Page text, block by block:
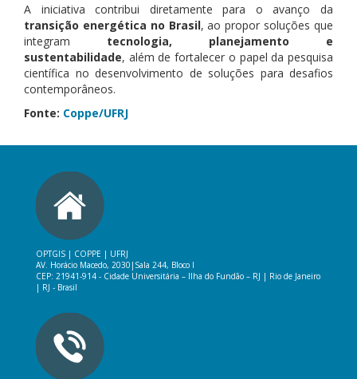
A iniciativa contribui diretamente para o avanço da
transição energética no Brasil, ao propor soluções que
integram tecnologia, planejamento e
sustentabilidade, além de fortalecer o papel da pesquisa
científica no desenvolvimento de soluções para desafios
contemporâneos.
Fonte: Coppe/UFRJ
OPTGIS | COPPE | UFRJ
AV. Horácio Macedo, 2030| Sala 244, Bloco I
CEP: 21941-914 - Cidade Universitária – Ilha do Fundão – RJ | Rio de Janeiro
| RJ - Brasil